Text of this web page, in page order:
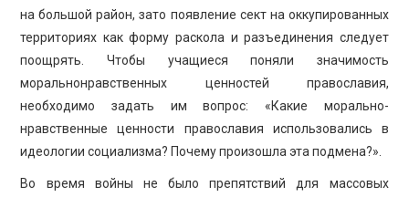
на большой район, зато появление сект на оккупированных
территориях как форму раскола и разъединения следует
поощрять. Чтобы учащиеся поняли значимость
моральнонравственных ценностей православия,
необходимо задать им вопрос: «Какие морально-
нравственные ценности православия использовались в
идеологии социализма? Почему произошла эта подмена?».
Во время войны не было препятствий для массовых